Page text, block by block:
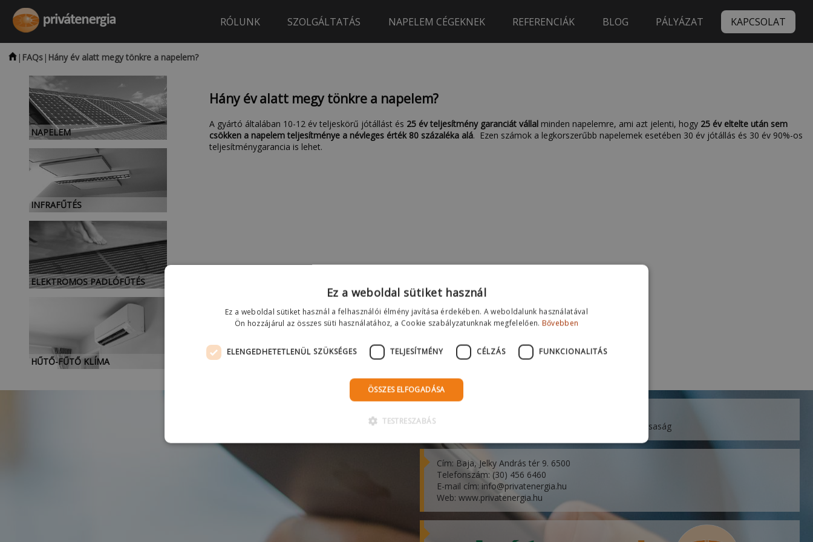
RÓLUNK SZOLGÁLTATÁS NAPELEM CÉGEKNEK REFERENCIÁK BLOG PÁLYÁZAT KAPCSOLAT
| FAQs | Hány év alatt megy tönkre a napelem?
Hány év alatt megy tönkre a napelem?
A gyártó általában 10-12 év teljeskörű jótállást és 25 év teljesítmény garanciát vállal minden napelemre, ami azt jelenti, hogy 25 év eltelte után sem
csökken a napelem teljesítménye a névleges érték 80 százaléka alá. Ezen számok a legkorszerűbb napelemek esetében 30 év jótállás és 30 év 90%-os
teljesítménygarancia is lehet.
NAPELEM
INFRAFŰTÉS
ELEKTROMOS PADLÓFŰTÉS
HŰTŐ-FŰTŐ KLÍMA
Kereskedelmi és Szolgáltató Korlátolt Felelősségű Társaság
Cím: Baja, Jelky András tér 9. 6500
Telefonszám: (30) 456 6460
E-mail cím: info@privatenergia.hu
Web: www.privatenergia.hu
Ez a weboldal sütiket használ
Ez a weboldal sütiket használ a felhasználói élmény javítása érdekében. A weboldalunk használatával
Ön hozzájárul az összes süti használatához, a Cookie szabályzatunknak megfelelően. Bővebben
ELENGEDHETETLENÜL SZÜKSÉGES TELJESÍTMÉNY CÉLZÁS FUNKCIONALITÁS
ÖSSZES ELFOGADÁSA
TESTRESZABÁS